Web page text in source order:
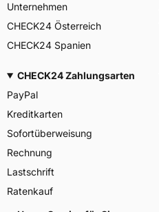
Unternehmen
CHECK24 Österreich
CHECK24 Spanien
CHECK24 Zahlungsarten
PayPal
Kreditkarten
Sofortüberweisung
Rechnung
Lastschrift
Ratenkauf